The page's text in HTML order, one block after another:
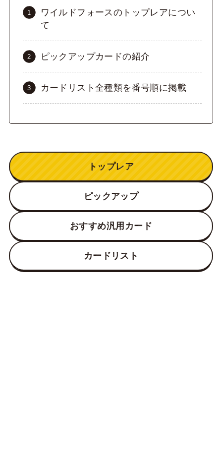
ワイルドフォースのトップレアについ
て
ピックアップカードの紹介
カードリスト全種類を番号順に掲載
トップレア
ピックアップ
おすすめ汎用カード
カードリスト